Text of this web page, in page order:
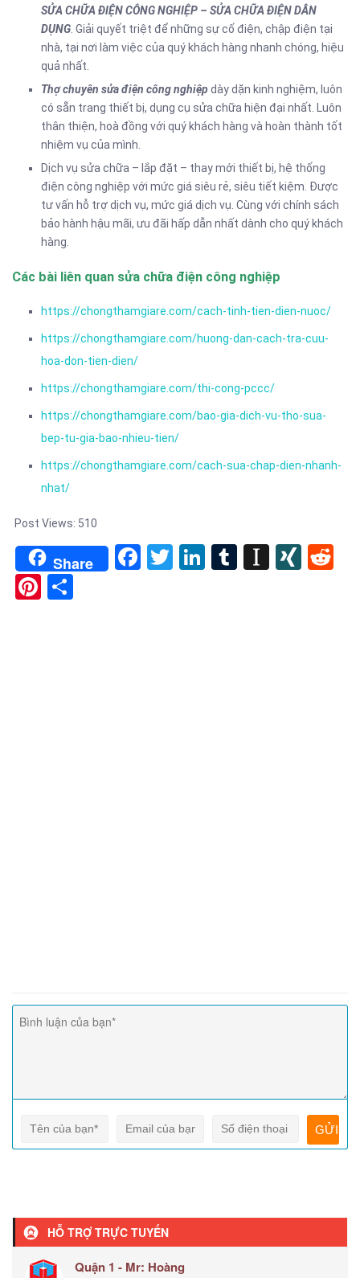
SỬA CHỮA ĐIỆN CÔNG NGHIỆP – SỬA CHỮA ĐIỆN DÂN
DỤNG. Giải quyết triệt để những sự cố điện, chập điện tại
nhà, tại nơi làm việc của quý khách hàng nhanh chóng, hiệu
quả nhất.
Thợ chuyên sửa điện công nghiệp dày dặn kinh nghiệm, luôn
có sẵn trang thiết bị, dụng cụ sửa chữa hiện đại nhất. Luôn
thân thiện, hoà đồng với quý khách hàng và hoàn thành tốt
nhiệm vụ của mình.
Dịch vụ sửa chữa – lắp đặt – thay mới thiết bị, hệ thống
điện công nghiệp với mức giá siêu rẻ, siêu tiết kiệm. Được
tư vấn hỗ trợ dịch vụ, mức giá dịch vụ. Cùng với chính sách
bảo hành hậu mãi, ưu đãi hấp dẫn nhất dành cho quý khách
hàng.
Các bài liên quan sửa chữa điện công nghiệp
https://chongthamgiare.com/cach-tinh-tien-dien-nuoc/
https://chongthamgiare.com/huong-dan-cach-tra-cuu-
hoa-don-tien-dien/
https://chongthamgiare.com/thi-cong-pccc/
https://chongthamgiare.com/bao-gia-dich-vu-tho-sua-
bep-tu-gia-bao-nhieu-tien/
https://chongthamgiare.com/cach-sua-chap-dien-nhanh-
nhat/
Post Views: 510
Share Facebook
TwitterLinkedIn
Tumblr
Pinterest
HỖ TRỢ TRỰC TUYẾN
Quận 1 - Mr: Hoàng